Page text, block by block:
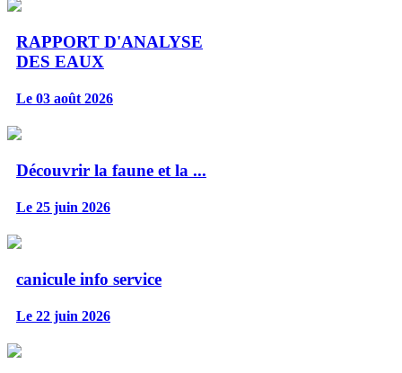
RAPPORT D'ANALYSE
DES EAUX
Le 03 août 2026
Découvrir la faune et la ...
Le 25 juin 2026
canicule info service
Le 22 juin 2026